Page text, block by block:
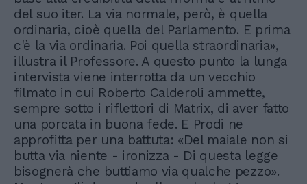
del suo iter. La via normale, però, è quella
ordinaria, cioè quella del Parlamento. E prima
c'è la via ordinaria. Poi quella straordinaria»,
illustra il Professore. A questo punto la lunga
intervista viene interrotta da un vecchio
filmato in cui Roberto Calderoli ammette,
sempre sotto i riflettori di Matrix, di aver fatto
una porcata in buona fede. E Prodi ne
approfitta per una battuta: «Del maiale non si
butta via niente - ironizza - Di questa legge
bisognerà che buttiamo via qualche pezzo».